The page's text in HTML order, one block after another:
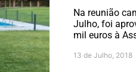
Na reunião
Julho, foi
mil euros à
13 de Julho, 2018